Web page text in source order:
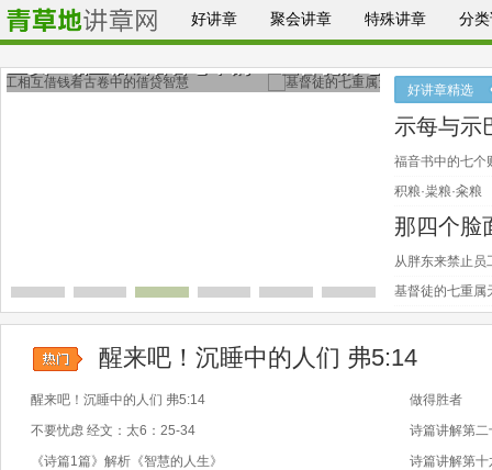
好讲章 聚会讲章 特殊讲章 分
的 基督徒的七重属天地位(贰)基督的仆人 认清
好讲章精选
示每与示
福音书中的七个
积粮·粜粮·籴粮
那四个脸
从胖东来禁止员
基督徒的七重属
醒来吧！沉睡中的人们 弗5:14
醒来吧！沉睡中的人们 弗5:14
做得胜者
不要忧虑 经文：太6：25-34
诗篇讲解第
《诗篇1篇》解析《智慧的人生》
诗篇讲解第